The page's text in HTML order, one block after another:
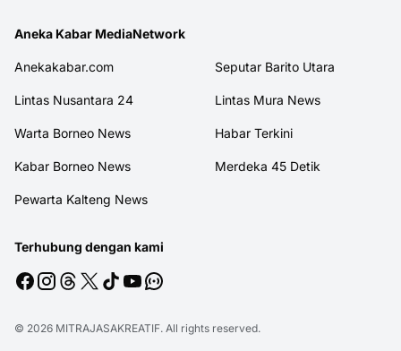
Aneka Kabar MediaNetwork
Anekakabar.com Seputar Barito Utara
Lintas Nusantara 24 Lintas Mura News
Warta Borneo News Habar Terkini
Kabar Borneo News Merdeka 45 Detik
Pewarta Kalteng News
Terhubung dengan kami
© 2026 MITRAJASAKREATIF. All rights reserved.